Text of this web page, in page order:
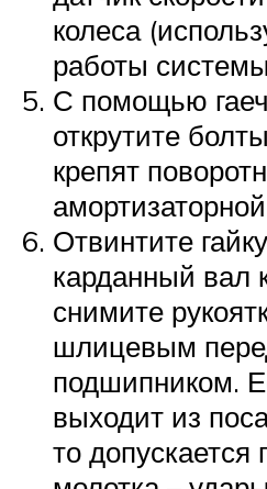
колеса
работы
С помощью
открутите
крепят
Отвинтите
карданный вал
снимите
шлицевым
подшипником.
выходит из
то